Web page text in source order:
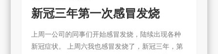
新冠三年第一次感冒发烧
上周一公司的同事们开始感冒发烧，陆续出现各种
新冠症状。 上周六我也感冒发烧了，新冠三年，第